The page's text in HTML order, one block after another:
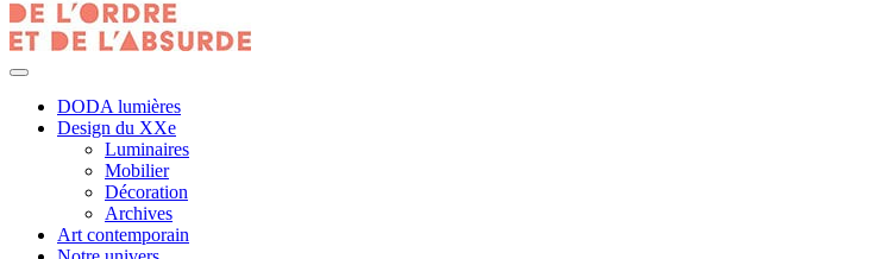
DODA lumières
Design du XXe
Luminaires
Mobilier
Décoration
Archives
Art contemporain